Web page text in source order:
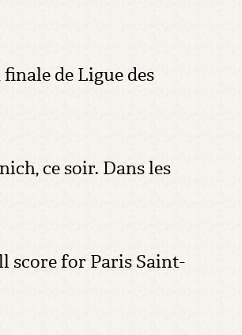
de Ligue des
ce soir. Dans les
score for Paris Saint-